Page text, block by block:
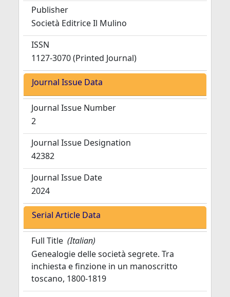
Publisher
Società Editrice Il Mulino
ISSN
1127-3070 (Printed Journal)
Journal Issue Data
Journal Issue Number
2
Journal Issue Designation
42382
Journal Issue Date
2024
Serial Article Data
Full Title (Italian)
Genealogie delle società segrete. Tra
inchiesta e finzione in un manoscritto
toscano, 1800-1819